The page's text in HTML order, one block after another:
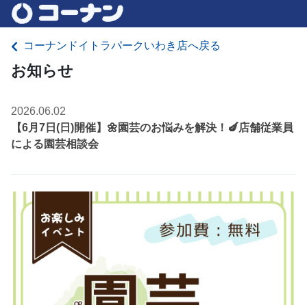
コーナンドイトラパークいわき店へ戻る
お知らせ
2026.06.02
【6月7日(日)開催】🌼園芸のお悩みを解決！🍆店舗従業員
による園芸相談会